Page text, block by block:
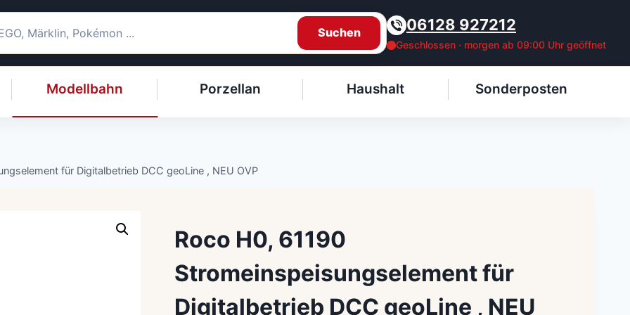
Suchen 06128 927212
Geschlossen · morgen ab 09:00 Uhr geöffnet
Modellbahn Porzellan Haushalt Sonderposten
für Digitalbetrieb DCC geoLine , NEU OVP
Roco H0, 61190
Stromeinspeisungselement für
Digitalbetrieb DCC geoLine , NEU